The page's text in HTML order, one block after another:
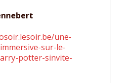
une-
sur-le-
potter-sinvite-